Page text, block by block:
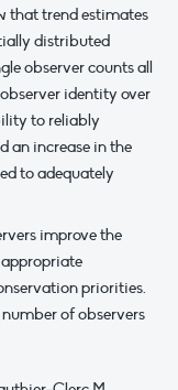
that trend estimates
distributed
observer counts all
identity over
to reliably
an increase in the
to adequately
improve the
priorities.
of observers